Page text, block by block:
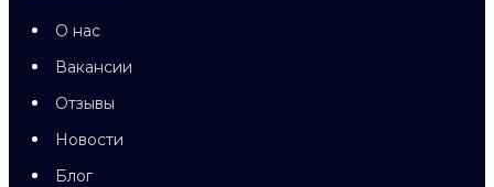
О нас
Вакансии
Отзывы
Новости
Блог